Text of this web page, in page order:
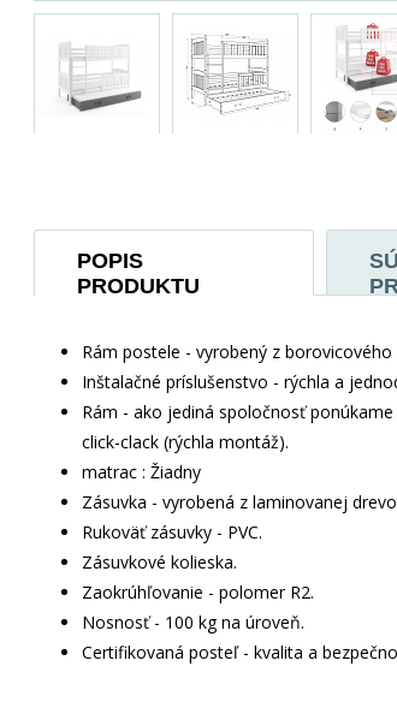
POPIS
PRODUKTU
Rám postele - vyrobený z
Inštalačné príslušenstvo - rýchla a
Rám - ako jediná spoločnosť
click-clack (rýchla montáž).
matrac : Žiadny
Zásuvka - vyrobená z laminovanej
Rukoväť zásuvky - PVC.
Zásuvkové kolieska.
Zaokrúhľovanie - polomer R2.
Nosnosť - 100 kg na úroveň.
Certifikovaná posteľ - kvalita a